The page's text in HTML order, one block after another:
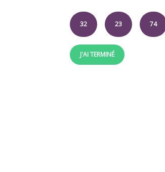
32 23 74
J'AI TERMINÉ